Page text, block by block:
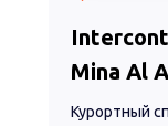
Курортный
Mina Al